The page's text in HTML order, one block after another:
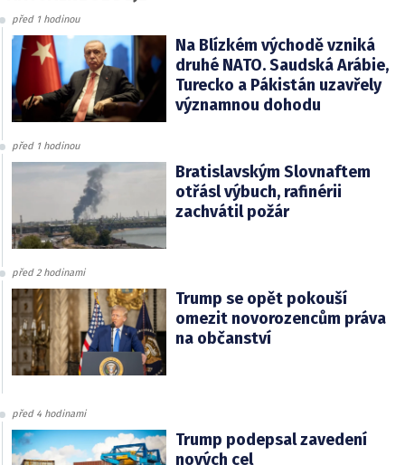
před 1 hodinou
Na Blízkém východě vzniká
druhé NATO. Saudská Arábie,
Turecko a Pákistán uzavřely
významnou dohodu
před 1 hodinou
Bratislavským Slovnaftem
otřásl výbuch, rafinérii
zachvátil požár
před 2 hodinami
Trump se opět pokouší
omezit novorozencům práva
na občanství
před 4 hodinami
Trump podepsal zavedení
nových cel